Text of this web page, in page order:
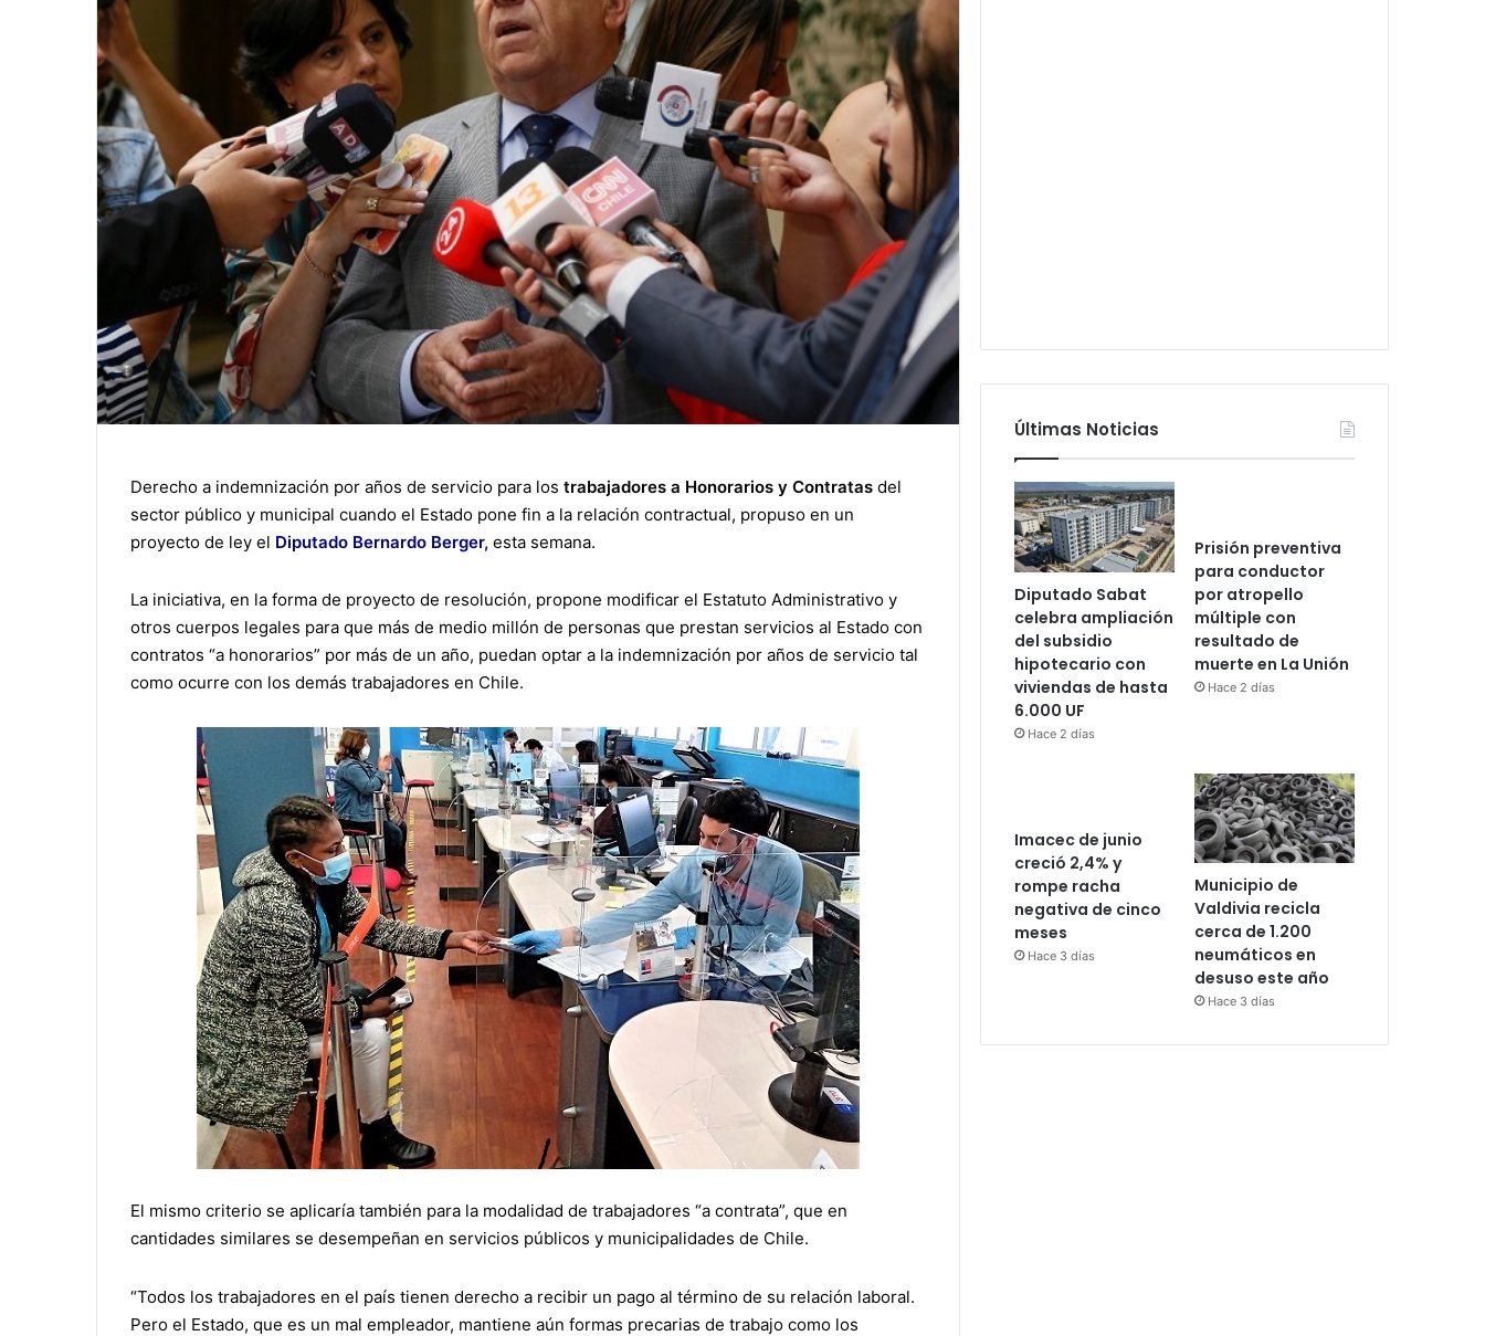
Derecho a indemnización por años de servicio para los trabajadores a Honorarios y Contratas del
sector público y municipal cuando el Estado pone fin a la relación contractual, propuso en un
proyecto de ley el Diputado Bernardo Berger, esta semana.
La iniciativa, en la forma de proyecto de resolución, propone modificar el Estatuto Administrativo y
otros cuerpos legales para que más de medio millón de personas que prestan servicios al Estado con
contratos “a honorarios” por más de un año, puedan optar a la indemnización por años de servicio tal
como ocurre con los demás trabajadores en Chile.
El mismo criterio se aplicaría también para la modalidad de trabajadores “a contrata”, que en
cantidades similares se desempeñan en servicios públicos y municipalidades de Chile.
“Todos los trabajadores en el país tienen derecho a recibir un pago al término de su relación laboral.
Pero el Estado, que es un mal empleador, mantiene aún formas precarias de trabajo como los
Últimas Noticias
Diputado Sabat
celebra ampliación
del subsidio
hipotecario con
viviendas de hasta
6.000 UF
Hace 2 días
Prisión preventiva
para conductor
por atropello
múltiple con
resultado de
muerte en La Unión
Hace 2 días
Imacec de junio
creció 2,4% y
rompe racha
negativa de cinco
meses
Hace 3 días
Municipio de
Valdivia recicla
cerca de 1.200
neumáticos en
desuso este año
Hace 3 días